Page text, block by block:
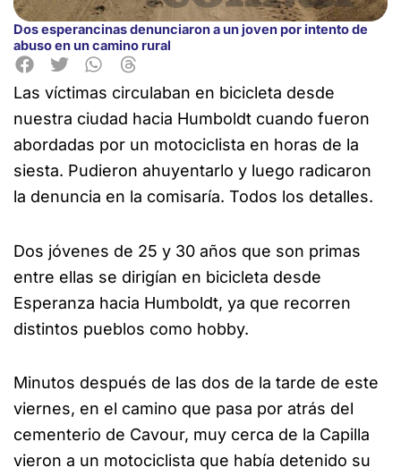
Dos esperancinas denunciaron a un joven por intento de
abuso en un camino rural
Las víctimas circulaban en bicicleta desde
nuestra ciudad hacia Humboldt cuando fueron
abordadas por un motociclista en horas de la
siesta. Pudieron ahuyentarlo y luego radicaron
la denuncia en la comisaría. Todos los detalles.
Dos jóvenes de 25 y 30 años que son primas
entre ellas se dirigían en bicicleta desde
Esperanza hacia Humboldt, ya que recorren
distintos pueblos como hobby.
Minutos después de las dos de la tarde de este
viernes, en el camino que pasa por atrás del
cementerio de Cavour, muy cerca de la Capilla
vieron a un motociclista que había detenido su